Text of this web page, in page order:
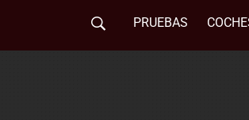
PRUEBAS